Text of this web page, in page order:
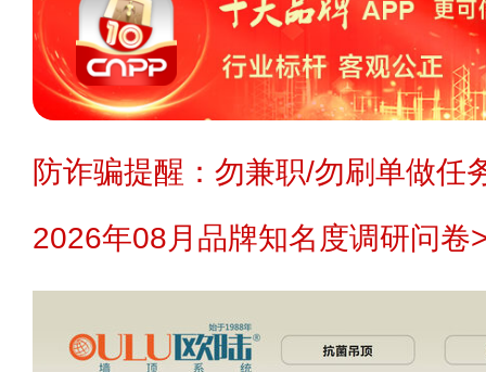
防诈骗提醒：勿兼职/勿刷单做任
2026年08月品牌知名度调研问卷